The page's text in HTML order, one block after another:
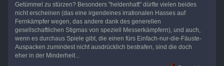
Getümmel zu stürzen? Besonders "heldenhaft" dürfte vielen beides
nicht erscheinen (das eine irgendeines irrationalen Hasses auf
Fernkämpfer wegen, das andere dank des generellen
gesellschaftlichen Stigmas von speziell Messerkämpfern), und auch,
wenn es durchaus Spiele gibt, die einen fürs Einfach-nur-die-Fäuste-
Auspacken zumindest nicht ausdrücklich bestrafen, sind die doch
eher in der Minderheit...